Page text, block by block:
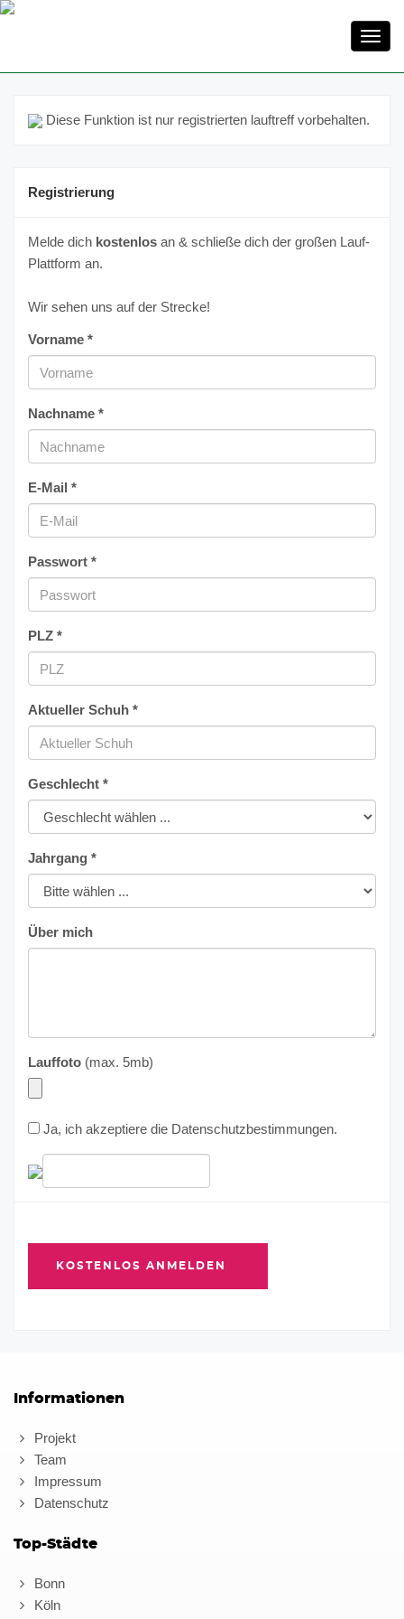
Diese Funktion ist nur registrierten lauftreff vorbehalten.
Registrierung
Melde dich kostenlos an & schließe dich der großen Lauf-
Plattform an.
Wir sehen uns auf der Strecke!
Vorname *
Nachname *
E-Mail *
Passwort *
PLZ *
Aktueller Schuh *
Geschlecht *
Jahrgang *
Über mich
Lauffoto (max. 5mb)
Ja, ich akzeptiere die Datenschutzbestimmungen.
Informationen
Projekt
Team
Impressum
Datenschutz
Top-Städte
Bonn
Köln